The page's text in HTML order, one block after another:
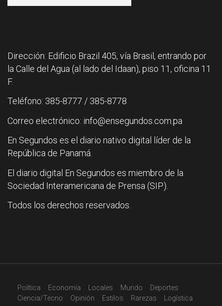
Dirección: Edificio Brazil 405, vía Brasil, entrando por
la Calle del Agua (al lado del Idaan), piso 11, oficina 11
F.
Teléfono: 385-8777 / 385-8778
Correo electrónico: info@ensegundos.com.pa
En Segundos es el diario nativo digital líder de la
República de Panamá.
El diario digital En Segundos es miembro de la
Sociedad Interamericana de Prensa (SIP).
Todos los derechos reservados.
Política Economía Locales Mundo
Deportes
Ciencia/Tecno
Opinión Estilos Rarezas Logística